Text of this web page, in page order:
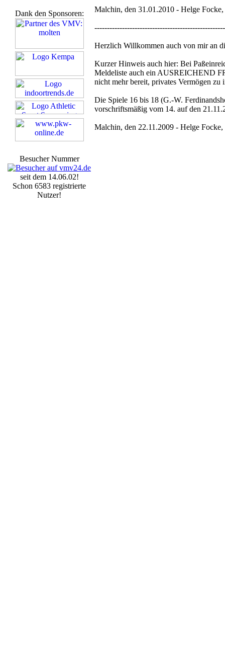
Dank den Sponsoren:
Besucher Nummer
seit dem 14.06.02!
Schon 6583 registrierte
Nutzer!
Malchin, den 31.01.2010 - Helge
Herzlich Willkommen auch von mir an
Kurzer Hinweis auch hier: Bei
Meldeliste auch ein AUSREICHEND
nicht mehr bereit, privates Vermögen zu
Die Spiele 16 bis 18 (G.-W.
vorschriftsmäßig vom 14. auf den
Malchin, den 22.11.2009 - Helge